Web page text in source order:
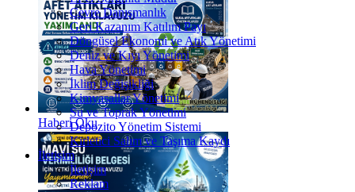
Haberi Oku
Çevre Danışmanlık
Geri Kazanım Katılım Payı
Döngüsel Ekonomi ve Atık Yönetimi
Deniz ve Kıyı Yönetimi
Hava Yönetimi
İklim Değişikliği
Kimyasallar Yönetimi
Su ve Toprak Yönetimi
Depozito Yönetim Sistemi
Kirletici Salım ve Taşıma Kaydı
İletişim
İletişim
Reklam